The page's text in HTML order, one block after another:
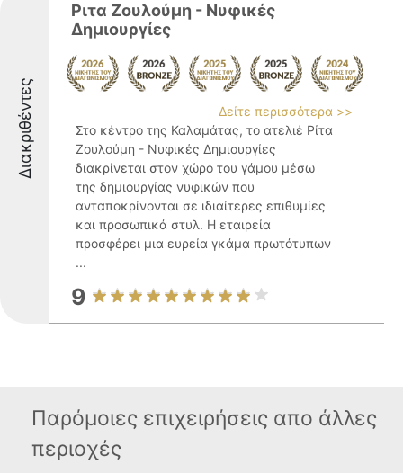
Διακριθέντες
Ριτα Ζουλούμη - Νυφικές
Δημιουργίες
Δείτε περισσότερα >>
Στο κέντρο της Καλαμάτας, το ατελιέ Ρίτα
Ζουλούμη - Νυφικές Δημιουργίες
διακρίνεται στον χώρο του γάμου μέσω
της δημιουργίας νυφικών που
ανταποκρίνονται σε ιδιαίτερες επιθυμίες
και προσωπικά στυλ. Η εταιρεία
προσφέρει μια ευρεία γκάμα πρωτότυπων
...
9
Παρόμοιες επιχειρήσεις απο άλλες
περιοχές